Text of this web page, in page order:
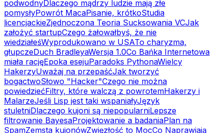
podwodnyDlaczego mądrzy ludzie mają złe
pomysłyPowrót MacaPisanie, krótkoStudia
licencjackieZjednoczona Teoria Sucksowania VCJak
założyć startupCzego żałowałbyś, że nie
wiedziałeśWyprodukowano w USATo charyzma,
głupczeDuch BradleyaWersja 1.0Co Bańka Internetowa
miała racjęEpoka esejuParadoks PythonaWielcy
HakerzyUważaj na przepaśćJak tworzyć
bogactwoSłowo "Hacker"Czego nie można
powiedziećFiltry, które walczą z powrotemHakerzy i
MalarzeJeśli Lisp jest taki wspaniałyJęzyk
stuletniDlaczego kujoni są niepopularniLepsze
filtrowanie BayesaProjektowanie a badaniaPlan na
SpamZemsta kujonówZwięzłość to MocCo Naprawiają